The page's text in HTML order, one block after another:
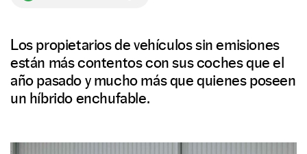
Los propietarios de vehículos sin emisiones
están más contentos con sus coches que el
año pasado y mucho más que quienes poseen
un híbrido enchufable.